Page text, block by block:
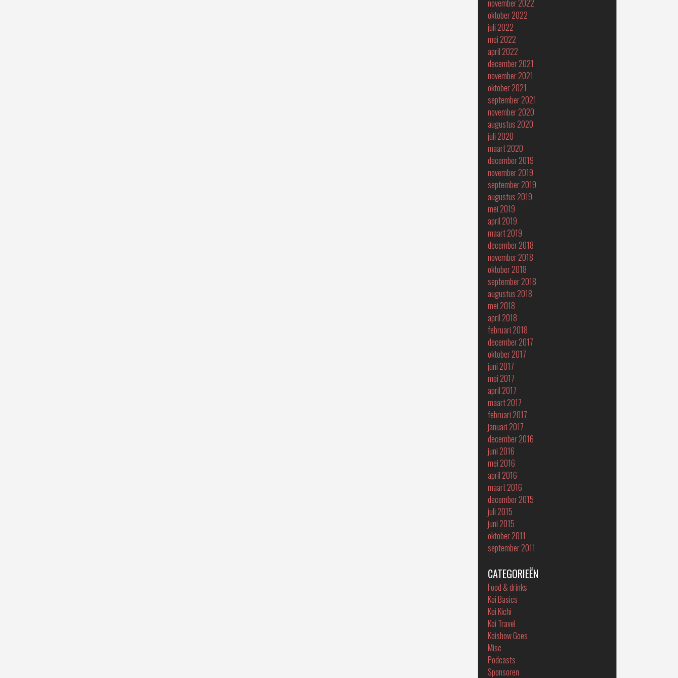
november 2022
oktober 2022
juli 2022
mei 2022
april 2022
december 2021
november 2021
oktober 2021
september 2021
november 2020
augustus 2020
juli 2020
maart 2020
december 2019
november 2019
september 2019
augustus 2019
mei 2019
april 2019
maart 2019
december 2018
november 2018
oktober 2018
september 2018
augustus 2018
mei 2018
april 2018
februari 2018
december 2017
oktober 2017
juni 2017
mei 2017
april 2017
maart 2017
februari 2017
januari 2017
december 2016
juni 2016
mei 2016
april 2016
maart 2016
december 2015
juli 2015
juni 2015
oktober 2011
september 2011
CATEGORIEËN
Food & drinks
Koi Basics
Koi Kichi
Koi Travel
Koishow Goes
Misc
Podcasts
Sponsoren